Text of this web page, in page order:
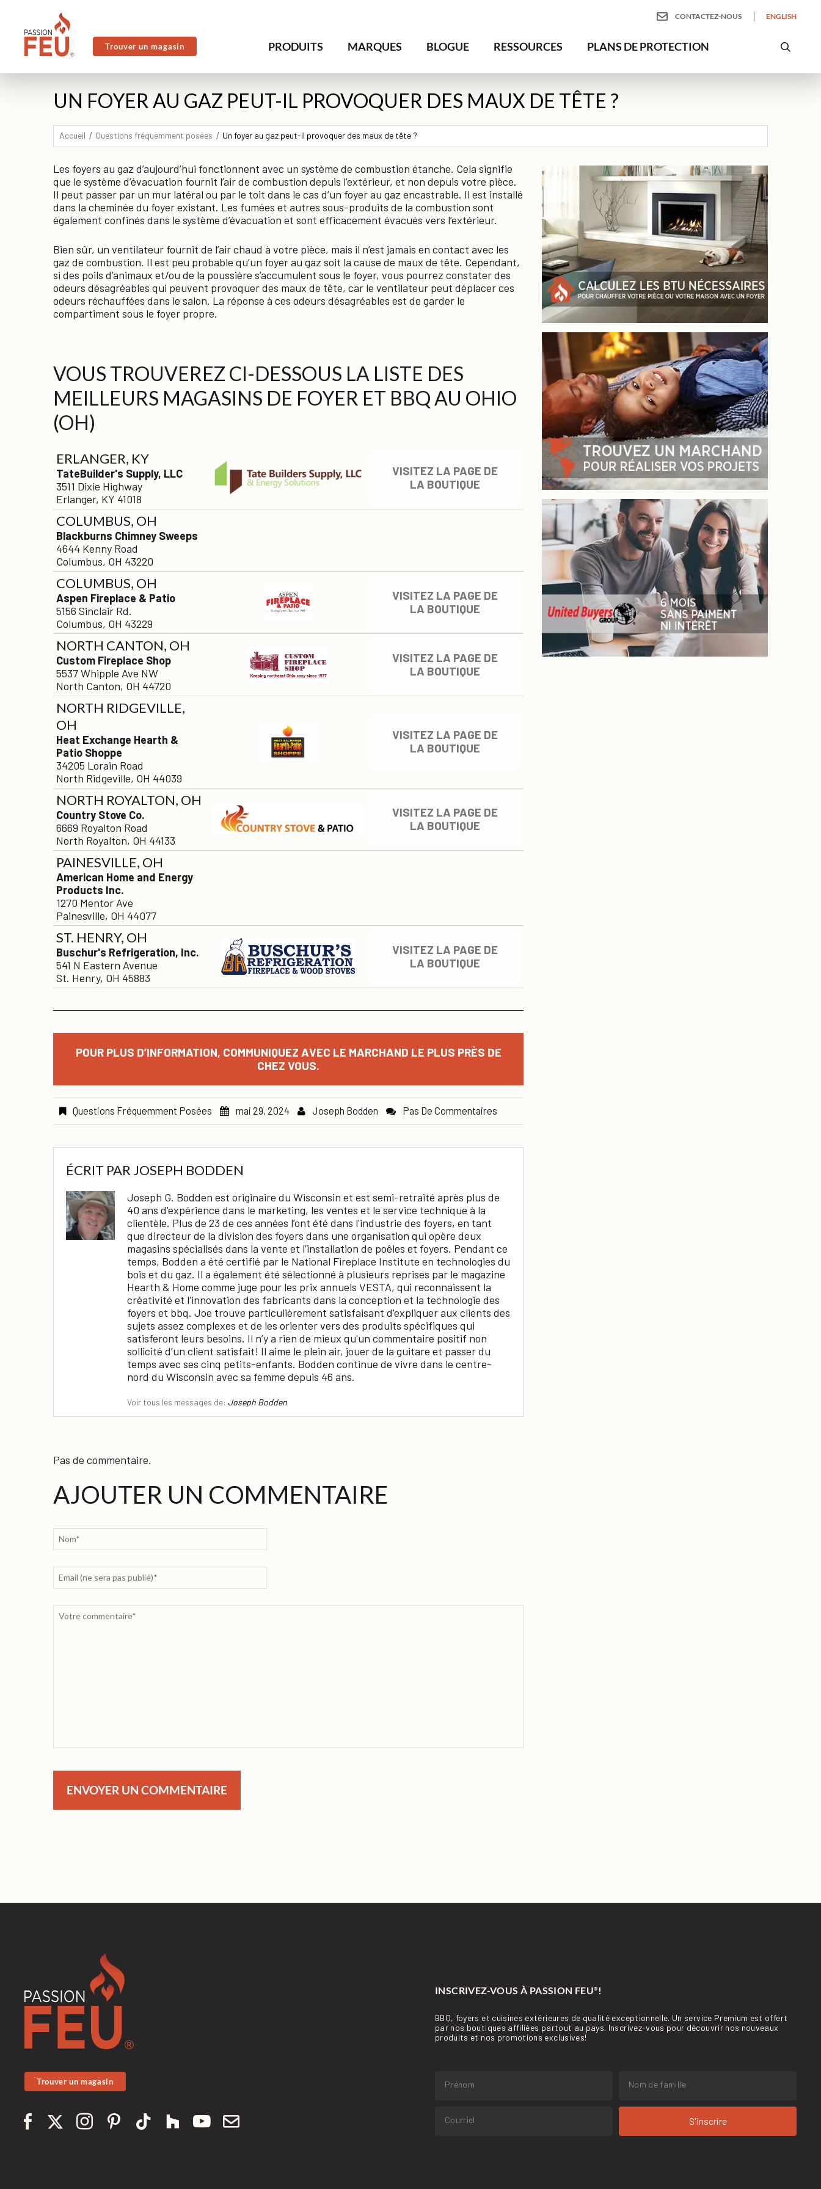
CONTACTEZ-NOUS ENGLISH
Trouver un magasin PRODUITS MARQUES BLOGUE RESSOURCES PLANS DE PROTECTION
UN FOYER AU GAZ PEUT-IL PROVOQUER DES MAUX DE TÊTE ?
Accueil Questions fréquemment posées Un foyer au gaz peut-il provoquer des maux de tête ?
Les foyers au gaz d’aujourd’hui fonctionnent avec un système de combustion étanche. Cela signifie
que le système d’évacuation fournit l’air de combustion depuis l’extérieur, et non depuis votre pièce.
Il peut passer par un mur latéral ou par le toit dans le cas d’un foyer au gaz encastrable. Il est installé
dans la cheminée du foyer existant. Les fumées et autres sous-produits de la combustion sont
également confinés dans le système d’évacuation et sont efficacement évacués vers l’extérieur.
Bien sûr, un ventilateur fournit de l’air chaud à votre pièce, mais il n’est jamais en contact avec les
gaz de combustion. Il est peu probable qu’un foyer au gaz soit la cause de maux de tête. Cependant,
si des poils d’animaux et/ou de la poussière s’accumulent sous le foyer, vous pourrez constater des
odeurs désagréables qui peuvent provoquer des maux de tête, car le ventilateur peut déplacer ces
odeurs réchauffées dans le salon. La réponse à ces odeurs désagréables est de garder le
compartiment sous le foyer propre.
VOUS TROUVEREZ CI-DESSOUS LA LISTE DES
MEILLEURS MAGASINS DE FOYER ET BBQ AU OHIO
(OH)
ERLANGER, KY
TateBuilder's Supply, LLC
3511 Dixie Highway
Erlanger, KY 41018
VISITEZ LA PAGE DE
LA BOUTIQUE
COLUMBUS, OH
Blackburns Chimney Sweeps
4644 Kenny Road
Columbus, OH 43220
COLUMBUS, OH
Aspen Fireplace & Patio
5156 Sinclair Rd.
Columbus, OH 43229
VISITEZ LA PAGE DE
LA BOUTIQUE
NORTH CANTON, OH
Custom Fireplace Shop
5537 Whipple Ave NW
North Canton, OH 44720
VISITEZ LA PAGE DE
LA BOUTIQUE
NORTH RIDGEVILLE,
OH
Heat Exchange Hearth &
Patio Shoppe
34205 Lorain Road
North Ridgeville, OH 44039
VISITEZ LA PAGE DE
LA BOUTIQUE
NORTH ROYALTON, OH
Country Stove Co.
6669 Royalton Road
North Royalton, OH 44133
VISITEZ LA PAGE DE
LA BOUTIQUE
PAINESVILLE, OH
American Home and Energy
Products Inc.
1270 Mentor Ave
Painesville, OH 44077
ST. HENRY, OH
Buschur's Refrigeration, Inc.
541 N Eastern Avenue
St. Henry, OH 45883
VISITEZ LA PAGE DE
LA BOUTIQUE
POUR PLUS D’INFORMATION, COMMUNIQUEZ AVEC LE MARCHAND LE PLUS PRÈS DE
CHEZ VOUS.
Questions Fréquemment Posées mai 29, 2024 Joseph Bodden Pas De Commentaires
ÉCRIT PAR JOSEPH BODDEN
Joseph G. Bodden est originaire du Wisconsin et est semi-retraité après plus de
40 ans d'expérience dans le marketing, les ventes et le service technique à la
clientèle. Plus de 23 de ces années l’ont été dans l'industrie des foyers, en tant
que directeur de la division des foyers dans une organisation qui opère deux
magasins spécialisés dans la vente et l’installation de poêles et foyers. Pendant ce
temps, Bodden a été certifié par le National Fireplace Institute en technologies du
bois et du gaz. Il a également été sélectionné à plusieurs reprises par le magazine
Hearth & Home comme juge pour les prix annuels VESTA, qui reconnaissent la
créativité et l'innovation des fabricants dans la conception et la technologie des
foyers et bbq. Joe trouve particulièrement satisfaisant d'expliquer aux clients des
sujets assez complexes et de les orienter vers des produits spécifiques qui
satisferont leurs besoins. Il n’y a rien de mieux qu'un commentaire positif non
sollicité d’un client satisfait! Il aime le plein air, jouer de la guitare et passer du
temps avec ses cinq petits-enfants. Bodden continue de vivre dans le centre-
nord du Wisconsin avec sa femme depuis 46 ans.
Voir tous les messages de: Joseph Bodden
Pas de commentaire.
AJOUTER UN COMMENTAIRE
Trouver un magasin
INSCRIVEZ-VOUS À PASSION FEU® !
BBQ, foyers et cuisines extérieures de qualité exceptionnelle. Un service Premium est offert
par nos boutiques affiliées partout au pays. Inscrivez-vous pour découvrir nos nouveaux
produits et nos promotions exclusives!
S'inscrire